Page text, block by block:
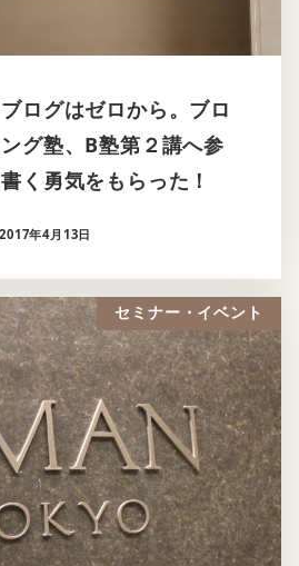
ログはゼロから。ブロ
グ塾、B塾第２講へ参
く勇気をもらった！
2017年4月13日
セミナー・イベント